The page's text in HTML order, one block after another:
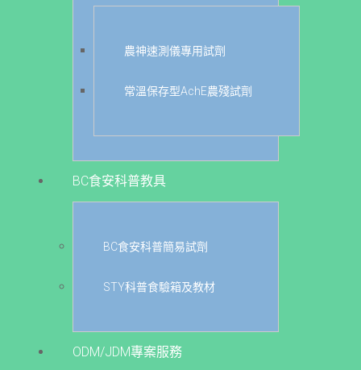
農神速測儀專用試劑
常溫保存型AchE農殘試劑
BC食安科普教具
BC食安科普簡易試劑
STY科普食驗箱及教材
ODM/JDM專案服務